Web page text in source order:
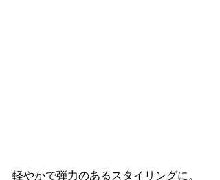
軽やかで弾力のあるスタイリングに。